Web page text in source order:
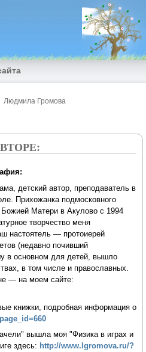
Людмила Громова
детский автор, преподаватель в
Прихожанка подмосковного
Матери в Акулово с 1994
творчество меня
настоятель — протоиерей
(недавно почивший
в основном для детей, вышло
в том числе и православных.
— на моем сайте:
книжки, подробная информация о
вышла моя "Физика в играх и
здесь: http://www.lgromova.ru/?